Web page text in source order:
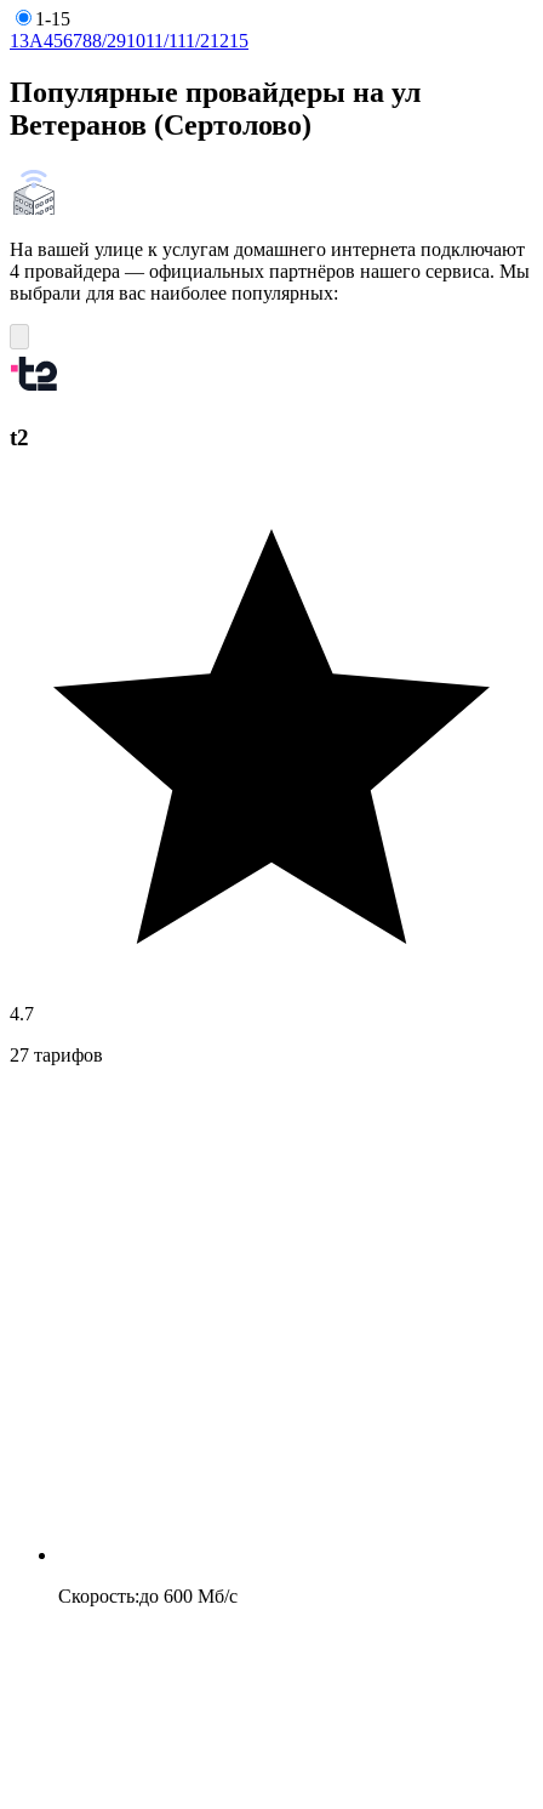
1-15
13А456788/291011/111/21215
Популярные провайдеры на ул
Ветеранов (Сертолово)
На вашей улице к услугам домашнего интернета подключают
4 провайдера — официальных партнёров нашего сервиса. Мы
выбрали для вас наиболее популярных:
t2
4.7
27 тарифов
Скорость:до 600 Мб/c